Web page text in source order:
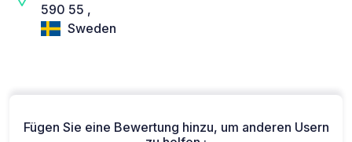
590 55 ,
Sweden
Fügen Sie eine Bewertung hinzu, um anderen Usern